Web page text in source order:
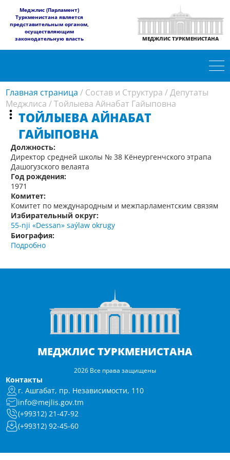
​Меджлис (Парламент)
Туркменистана является
представительным органом,
осуществляющим
законодательную власть
МЕДЖЛИС ТУРКМЕНИСТАНА
Главная страница / Состав и Структура /Депутаты
Меджлиса /Тойлыева Айнабат Гайыповна
ТОЙЛЫЕВА АЙНАБАТ
ГАЙЫПОВНА
Должность:
Директор средней школы № 38 Кёнеургенчского этрапа
Дашогузского велаята
Год рождения:
1971
Комитет:
Комитет по международным и межпарламентским связям
Избирательный округ:
55-nji «Dessan» saýlaw okrugy
Биография:
Подробно
МЕДЖЛИС ТУРКМЕНИСТАНА
2026 Все права защищены
Контакты
г. Ашгабат, пр. Независимости, 110
info@mejlis.gov.tm
(+99312) 21-47-92
(+99312) 92-45-60